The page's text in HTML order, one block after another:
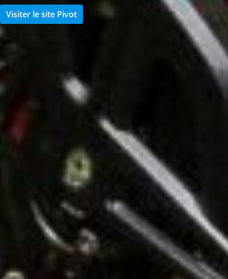
Visiter le site Pivot